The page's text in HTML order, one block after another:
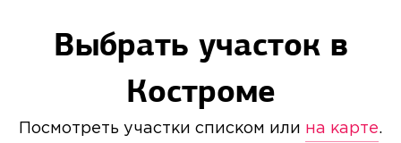
Построить дом
Ипотека от 2%
Выбрать участок в
Костроме
Посмотреть участки списком или на карте.